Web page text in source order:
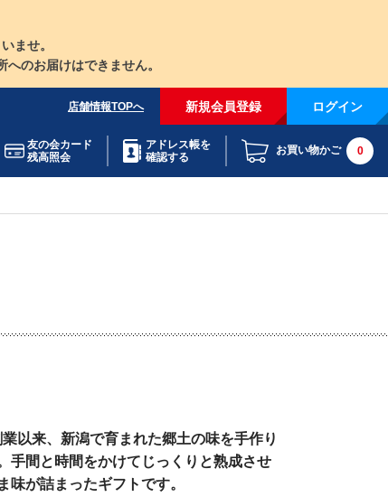
ませ。
のお届けはできません。
店舗情報TOPへ 新規会員登録 ログイン
友の会カード
残高照会
アドレス帳を
確認する
お買い物かご 0
以来、新潟で育まれた郷土の味を手作り
手間と時間をかけてじっくりと熟成させ
味が詰まったギフトです。